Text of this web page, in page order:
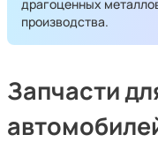
драгоценных
производства.
Запчасти